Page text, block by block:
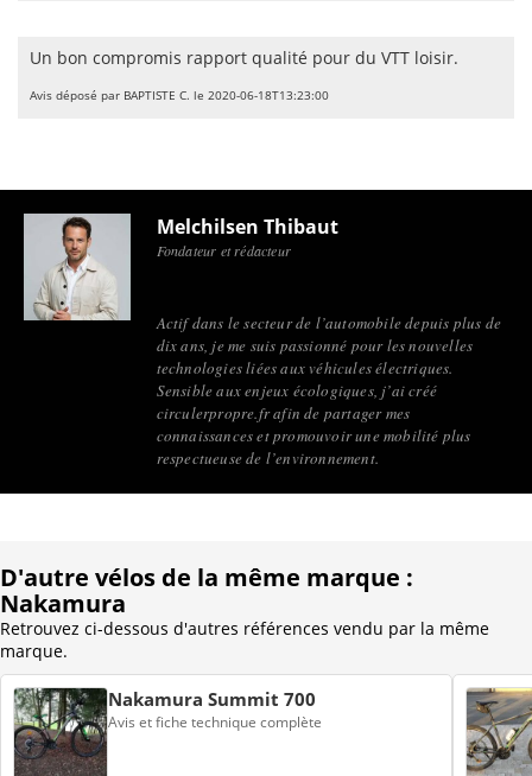
Un bon compromis rapport qualité pour du VTT loisir.
Avis déposé par BAPTISTE C. le 2020-06-18T13:23:00
Melchilsen Thibaut
Fondateur et rédacteur
Actif dans le secteur de l’automobile depuis plus de
dix ans, je me suis passionné pour les nouvelles
technologies liées aux véhicules électriques.
Sensible aux enjeux écologiques, j’ai créé
circulerpropre.fr afin de partager mes
connaissances et promouvoir une mobilité plus
respectueuse de l’environnement.
D'autre vélos de la même marque :
Nakamura
Retrouvez ci-dessous d'autres références vendu par la même
marque.
Nakamura Summit 700
Avis et fiche technique complète